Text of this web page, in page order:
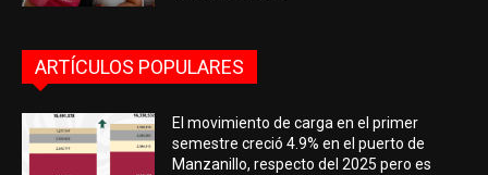
ARTÍCULOS POPULARES
El movimiento de carga en el primer
semestre creció 4.9% en el puerto de
Manzanillo, respecto del 2025 pero es